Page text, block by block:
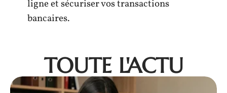
ligne et sécuriser vos transactions
bancaires.
TOUTE L'ACTU